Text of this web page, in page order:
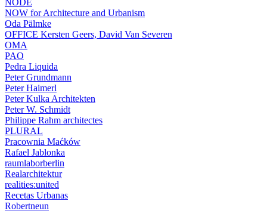
NODE
NOW for Architecture and Urbanism
Oda Pälmke
OFFICE Kersten Geers, David Van Severen
OMA
PAO
Pedra Liquida
Peter Grundmann
Peter Haimerl
Peter Kulka Architekten
Peter W. Schmidt
Philippe Rahm architectes
PLURAL
Pracownia Maćków
Rafael Jablonka
raumlaborberlin
Realarchitektur
realities:united
Recetas Urbanas
Robertneun